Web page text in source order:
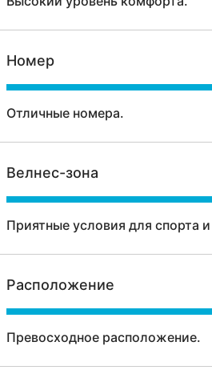
Номер
Отличные номера.
Велнес-зона
Приятные условия для спорта
Расположение
Превосходное расположение.